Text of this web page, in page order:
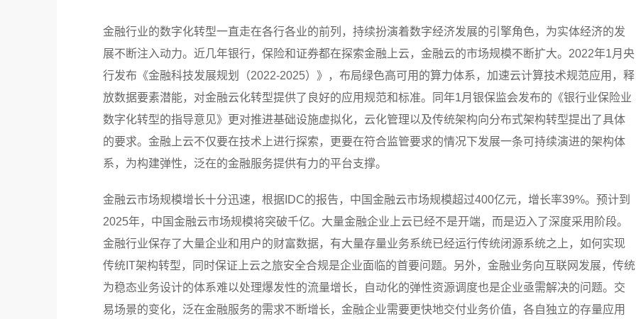
金融行业的数字化转型一直走在各行各业的前列，持续扮演着数字经济发展的引擎角色，为实体经济的发
展不断注入动力。近几年银行，保险和证券都在探索金融上云，金融云的市场规模不断扩大。2022年1月央
行发布《金融科技发展规划（2022-2025）》，布局绿色高可用的算力体系，加速云计算技术规范应用，释
放数据要素潜能，对金融云化转型提供了良好的应用规范和标准。同年1月银保监会发布的《银行业保险业
数字化转型的指导意见》更对推进基础设施虚拟化，云化管理以及传统架构向分布式架构转型提出了具体
的要求。金融上云不仅要在技术上进行探索，更要在符合监管要求的情况下发展一条可持续演进的架构体
系，为构建弹性，泛在的金融服务提供有力的平台支撑。
金融云市场规模增长十分迅速，根据IDC的报告，中国金融云市场规模超过400亿元，增长率39%。预计到
2025年，中国金融云市场规模将突破千亿。大量金融企业上云已经不是开端，而是迈入了深度采用阶段。
金融行业保存了大量企业和用户的财富数据，有大量存量业务系统已经运行传统闭源系统之上，如何实现
传统IT架构转型，同时保证上云之旅安全合规是企业面临的首要问题。另外，金融业务向互联网发展，传统
为稳态业务设计的体系难以处理爆发性的流量增长，自动化的弹性资源调度也是企业亟需解决的问题。交
易场景的变化，泛在金融服务的需求不断增长，金融企业需要更快地交付业务价值，各自独立的存量应用